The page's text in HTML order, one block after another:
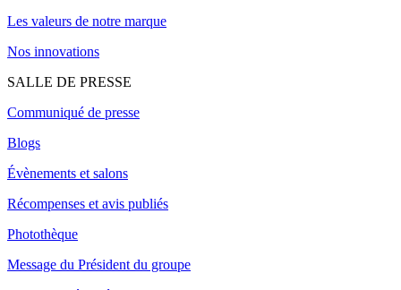
Les valeurs de notre marque
Nos innovations
SALLE DE PRESSE
Communiqué de presse
Blogs
Évènements et salons
Récompenses et avis publiés
Photothèque
Message du Président du groupe